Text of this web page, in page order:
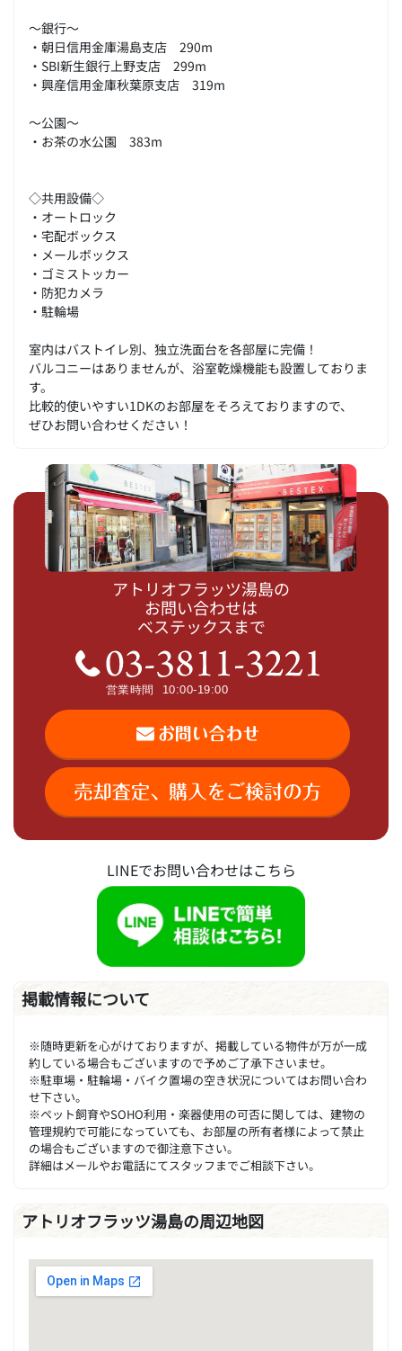
～銀行～
・朝日信用金庫湯島支店 290m
・SBI新生銀行上野支店 299m
・興産信用金庫秋葉原支店 319m
～公園～
・お茶の水公園 383m
◇共用設備◇
・オートロック
・宅配ボックス
・メールボックス
・ゴミストッカー
・防犯カメラ
・駐輪場
室内はバストイレ別、独立洗面台を各部屋に完備！
バルコニーはありませんが、浴室乾燥機能も設置しておりま
す。
比較的使いやすい1DKのお部屋をそろえておりますので、
ぜひお問い合わせください！
アトリオフラッツ湯島の
お問い合わせは
ベステックスまで
LINEでお問い合わせはこちら
掲載情報について
※随時更新を心がけておりますが、掲載している物件が万が一成
約している場合もございますので予めご了承下さいませ。
※駐車場・駐輪場・バイク置場の空き状況についてはお問い合わ
せ下さい。
※ペット飼育やSOHO利用・楽器使用の可否に関しては、建物の
管理規約で可能になっていても、お部屋の所有者様によって禁止
の場合もございますので御注意下さい。
詳細はメールやお電話にてスタッフまでご相談下さい。
アトリオフラッツ湯島の周辺地図